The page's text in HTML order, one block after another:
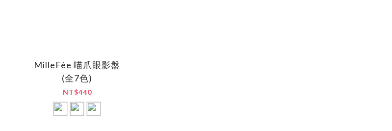
MilleFée 喵爪眼影盤
(全7色)
NT$440